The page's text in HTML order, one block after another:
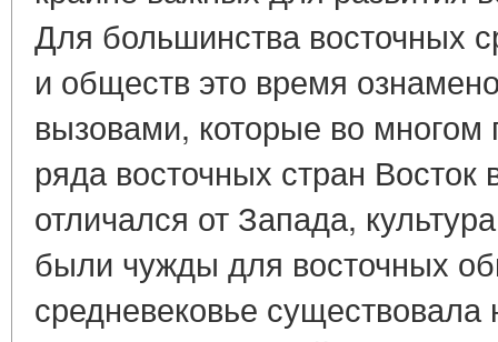
Для большинства восточных
и обществ это время
вызовами, которые во многом
ряда восточных стран Восток
отличался от Запада,
были чужды для восточных
средневековье